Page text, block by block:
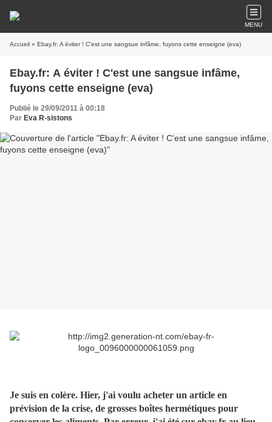
MENU
Accueil » Ebay.fr: A éviter ! C'est une sangsue infâme, fuyons cette enseigne (eva)
Ebay.fr: A éviter ! C'est une sangsue infâme,
fuyons cette enseigne (eva)
Publié le 29/09/2011 à 00:18
Par Eva R-sistons
Je suis en colère. Hier, j'ai voulu acheter un article en
prévision de la crise, de grosses boîtes hermétiques pour